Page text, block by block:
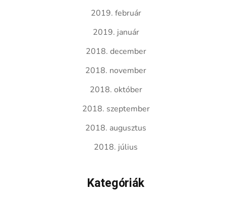
2019. február
2019. január
2018. december
2018. november
2018. október
2018. szeptember
2018. augusztus
2018. július
Kategóriák